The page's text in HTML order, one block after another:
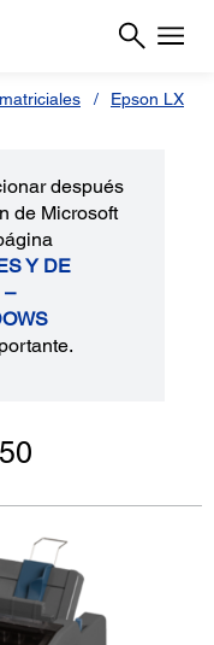
Epson LX
después
de Microsoft
Y DE
–